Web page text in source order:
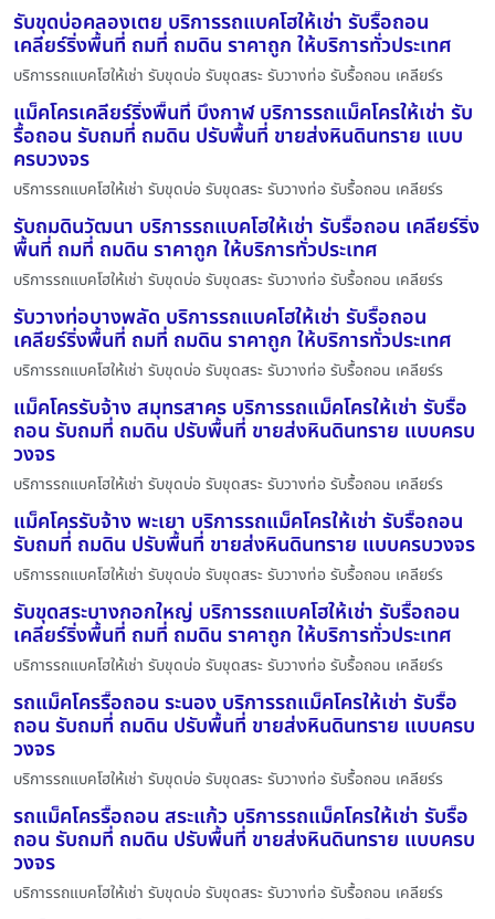
รับขุดบ่อคลองเตย บริการรถแบคโฮให้เช่า รับรื้อถอน
เคลียร์ริ่งพื้นที่ ถมที่ ถมดิน ราคาถูก ให้บริการทั่วประเทศ
บริการรถแบคโฮให้เช่า รับขุดบ่อ รับขุดสระ รับวางท่อ รับรื้อถอน เคลียร์ร
แม็คโครเคลียร์ริ่งพื้นที่ บึงกาฬ บริการรถแม็คโครให้เช่า รับ
รื้อถอน รับถมที่ ถมดิน ปรับพื้นที่ ขายส่งหินดินทราย แบบ
ครบวงจร
บริการรถแบคโฮให้เช่า รับขุดบ่อ รับขุดสระ รับวางท่อ รับรื้อถอน เคลียร์ร
รับถมดินวัฒนา บริการรถแบคโฮให้เช่า รับรื้อถอน เคลียร์ริ่ง
พื้นที่ ถมที่ ถมดิน ราคาถูก ให้บริการทั่วประเทศ
บริการรถแบคโฮให้เช่า รับขุดบ่อ รับขุดสระ รับวางท่อ รับรื้อถอน เคลียร์ร
รับวางท่อบางพลัด บริการรถแบคโฮให้เช่า รับรื้อถอน
เคลียร์ริ่งพื้นที่ ถมที่ ถมดิน ราคาถูก ให้บริการทั่วประเทศ
บริการรถแบคโฮให้เช่า รับขุดบ่อ รับขุดสระ รับวางท่อ รับรื้อถอน เคลียร์ร
แม็คโครรับจ้าง สมุทรสาคร บริการรถแม็คโครให้เช่า รับรื้อ
ถอน รับถมที่ ถมดิน ปรับพื้นที่ ขายส่งหินดินทราย แบบครบ
วงจร
บริการรถแบคโฮให้เช่า รับขุดบ่อ รับขุดสระ รับวางท่อ รับรื้อถอน เคลียร์ร
แม็คโครรับจ้าง พะเยา บริการรถแม็คโครให้เช่า รับรื้อถอน
รับถมที่ ถมดิน ปรับพื้นที่ ขายส่งหินดินทราย แบบครบวงจร
บริการรถแบคโฮให้เช่า รับขุดบ่อ รับขุดสระ รับวางท่อ รับรื้อถอน เคลียร์ร
รับขุดสระบางกอกใหญ่ บริการรถแบคโฮให้เช่า รับรื้อถอน
เคลียร์ริ่งพื้นที่ ถมที่ ถมดิน ราคาถูก ให้บริการทั่วประเทศ
บริการรถแบคโฮให้เช่า รับขุดบ่อ รับขุดสระ รับวางท่อ รับรื้อถอน เคลียร์ร
รถแม็คโครรื้อถอน ระนอง บริการรถแม็คโครให้เช่า รับรื้อ
ถอน รับถมที่ ถมดิน ปรับพื้นที่ ขายส่งหินดินทราย แบบครบ
วงจร
บริการรถแบคโฮให้เช่า รับขุดบ่อ รับขุดสระ รับวางท่อ รับรื้อถอน เคลียร์ร
รถแม็คโครรื้อถอน สระแก้ว บริการรถแม็คโครให้เช่า รับรื้อ
ถอน รับถมที่ ถมดิน ปรับพื้นที่ ขายส่งหินดินทราย แบบครบ
วงจร
บริการรถแบคโฮให้เช่า รับขุดบ่อ รับขุดสระ รับวางท่อ รับรื้อถอน เคลียร์ร